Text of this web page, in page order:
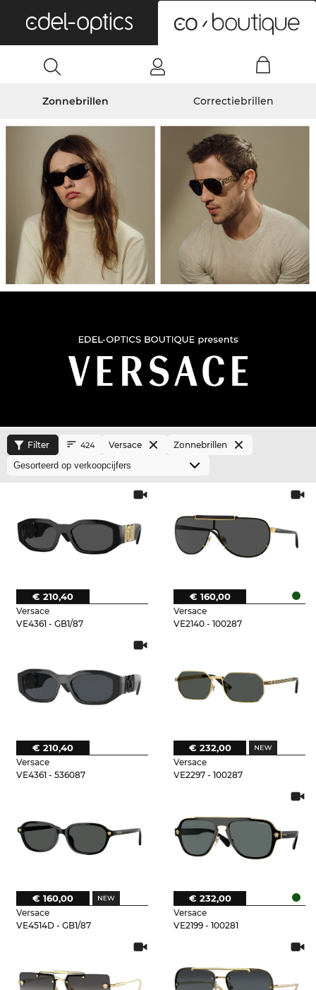
Zonnebrillen Correctiebrillen
Filter 424 Versace Zonnebrillen
Versace
VE4361 - GB1/87
€ 210,40
Versace
VE2140 - 100287
€ 160,00
Versace
VE4361 - 536087
€ 210,40
Versace
VE2297 - 100287
€ 232,00
Versace
VE4514D - GB1/87
€ 160,00
Versace
VE2199 - 100281
€ 232,00